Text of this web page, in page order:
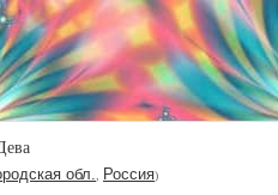
обл. Россия)